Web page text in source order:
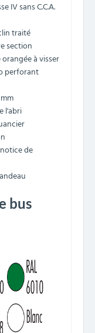
IV sans C.C.A.
traité
section
à visser
perforant
l'abri
de
bus